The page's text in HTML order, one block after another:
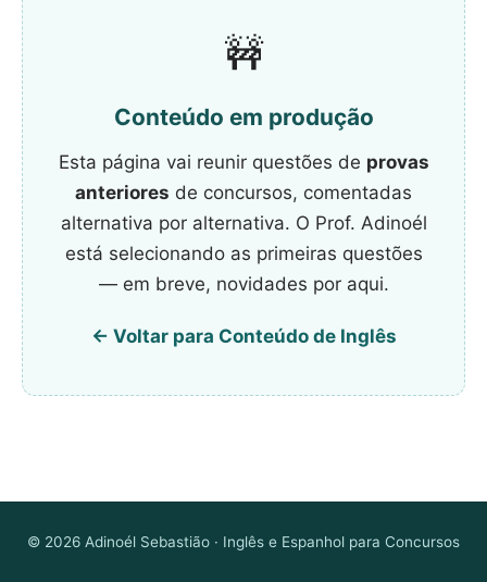
🚧
Conteúdo em produção
Esta página vai reunir questões de provas
anteriores de concursos, comentadas
alternativa por alternativa. O Prof. Adinoél
está selecionando as primeiras questões
— em breve, novidades por aqui.
← Voltar para Conteúdo de Inglês
© 2026 Adinoél Sebastião · Inglês e Espanhol para Concursos